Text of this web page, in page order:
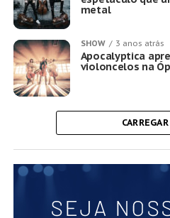
metal
SHOW 3 anos atrás
Apocalyptica
violoncelos na